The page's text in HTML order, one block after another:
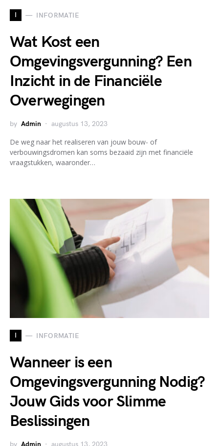
I INFORMATIE
Wat Kost een
Omgevingsvergunning? Een
Inzicht in de Financiële
Overwegingen
by Admin augustus 13, 2023
De weg naar het realiseren van jouw bouw- of
verbouwingsdromen kan soms bezaaid zijn met financiële
vraagstukken, waaronder…
I INFORMATIE
Wanneer is een
Omgevingsvergunning Nodig?
Jouw Gids voor Slimme
Beslissingen
by Admin augustus 13, 2023